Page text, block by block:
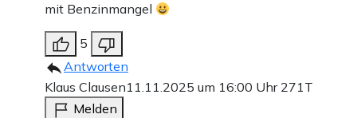
mit Benzinmangel
5
Antworten
Klaus Clausen11.11.2025 um 16:00 Uhr 271T
Melden